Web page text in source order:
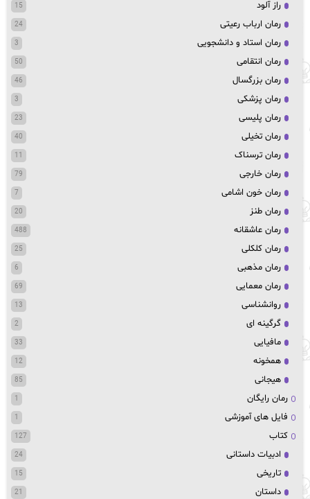
راز آلود 15
رمان ارباب رعیتی 24
رمان استاد و دانشجویی 3
رمان انتقامی 50
رمان بزرگسال 46
رمان پزشکی 3
رمان پلیسی 23
رمان تخیلی 40
رمان ترسناک 11
رمان خارجی 79
رمان خون اشامی 7
رمان طنز 20
رمان عاشقانه 488
رمان کلکلی 25
رمان مذهبی 6
رمان معمایی 69
روانشناسی 13
گرگینه ای 2
مافیایی 33
همخونه 12
هیجانی 85
رمان رایگان 1
فایل های آموزشی 1
کتاب 127
ادبیات داستانی 24
تاریخی 15
داستان 21